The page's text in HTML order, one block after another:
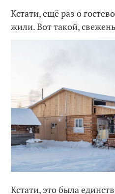
Кстати, ещё раз о
жили. Вот такой,
Кстати, это была